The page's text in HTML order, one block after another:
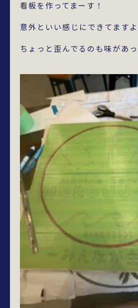
看板を作ってまーす！
意外といい感じにできてますよ
ちょっと歪んでるのも味があ